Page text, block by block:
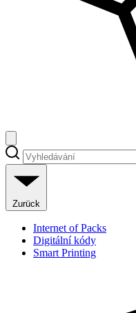
Zurück
Internet of Packs
Digitální kódy
Smart Printing